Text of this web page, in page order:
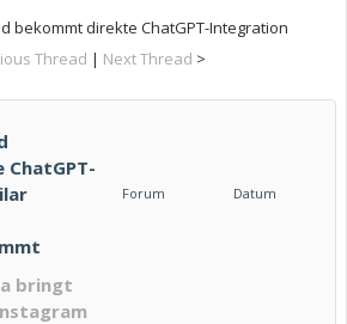
bekommt direkte ChatGPT-Integration
Thread | Next Thread >
Forum Datum
bringt